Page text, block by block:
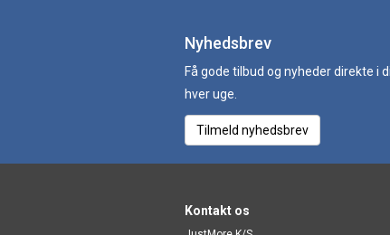
Nyhedsbrev
Få gode tilbud og nyheder direkte i
hver uge.
Tilmeld nyhedsbrev
Kontakt os